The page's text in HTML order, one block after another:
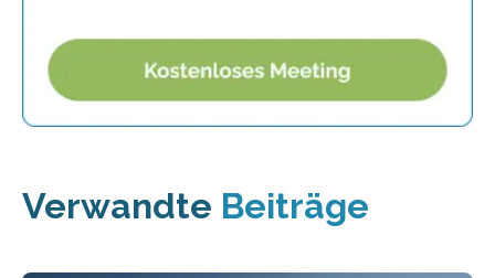
Verwandte Beiträge